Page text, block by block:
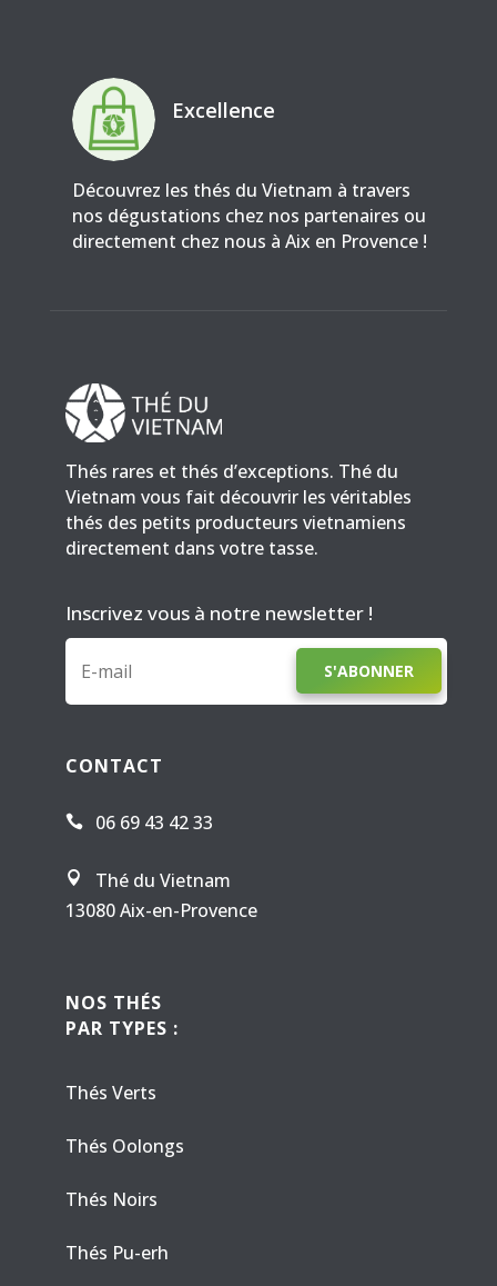
Excellence
Découvrez les thés du Vietnam à travers
nos dégustations chez nos partenaires ou
directement chez nous à Aix en Provence !
Thés rares et thés d’exceptions. Thé du
Vietnam vous fait découvrir les véritables
thés des petits producteurs vietnamiens
directement dans votre tasse.
Inscrivez vous à notre newsletter !
S'ABONNER
CONTACT
 06 69 43 42 33

Thé du Vietnam
13080 Aix-en-Provence
NOS THÉS
PAR TYPES :
Thés Verts
Thés Oolongs
Thés Noirs
Thés Pu-erh